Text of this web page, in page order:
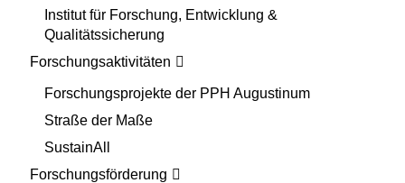
Institut für Forschung, Entwicklung &
Qualitätssicherung
Forschungsaktivitäten
Forschungsprojekte der PPH Augustinum
Straße der Maße
SustainAll
Forschungsförderung